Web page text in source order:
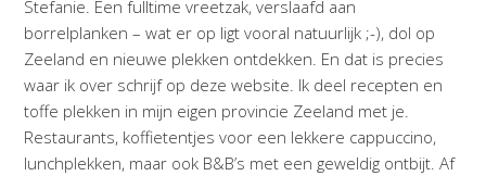
Stefanie. Een fulltime vreetzak, verslaafd aan
borrelplanken – wat er op ligt vooral natuurlijk ;-), dol op
Zeeland en nieuwe plekken ontdekken. En dat is precies
waar ik over schrijf op deze website. Ik deel recepten en
toffe plekken in mijn eigen provincie Zeeland met je.
Restaurants, koffietentjes voor een lekkere cappuccino,
lunchplekken, maar ook B&B’s met een geweldig ontbijt. Af